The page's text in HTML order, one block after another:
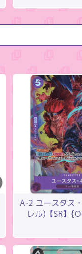
A-2 ユースタス
レル)【SR】